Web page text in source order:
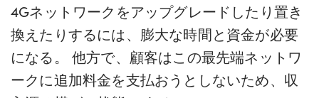
4Gネットワークをアップグレードしたり置き
換えたりするには、膨大な時間と資金が必要
になる。 他方で、顧客はこの最先端ネットワ
ークに追加料金を支払おうとしないため、 収